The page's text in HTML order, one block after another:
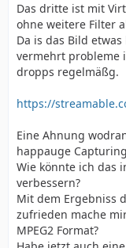
Das dritte ist mit
ohne weitere Filter
Da is das Bild
vermehrt probleme
dropps regelmäßg.
https://
Eine Ahnung
happauge
Wie könnte ich das
verbessern?
Mit dem Ergebniss
zufrieden mache
MPEG2 Format?